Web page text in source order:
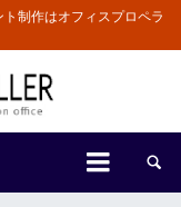
制作はオフィスプロペラ
 